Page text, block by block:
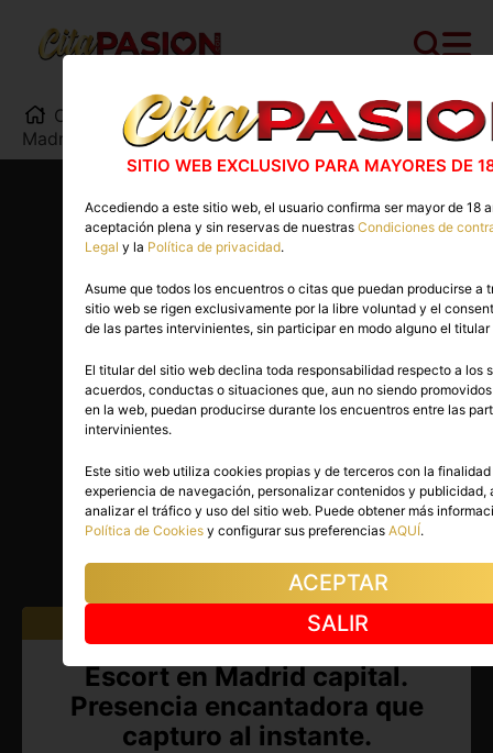
Cita PASION.COM>Escorts>Madrid >
Madrid capital>Brithany
22 años
BRITHANY
Madrid capital
(Madrid)
(1)
Hombres
Escort en Madrid capital.
Presencia encantadora que
capturo al instante.
SITIO WEB EXCLUSIVO PARA MAYORES DE
Accediendo a este sitio web, el usuario confirma ser mayor de 18
aceptación plena y sin reservas de nuestras Condiciones de
Legal y la Política de privacidad.
Asume que todos los encuentros o citas que puedan producirse a
sitio web se rigen exclusivamente por la libre voluntad y el
de las partes intervinientes, sin participar en modo alguno el
El titular del sitio web declina toda responsabilidad respecto a los
acuerdos, conductas o situaciones que, aun no siendo
en la web, puedan producirse durante los encuentros entre las
intervinientes.
Este sitio web utiliza cookies propias y de terceros con la
experiencia de navegación, personalizar contenidos y publicidad,
analizar el tráfico y uso del sitio web. Puede obtener más
Política de Cookies y configurar sus preferencias AQUÍ.
ACEPTAR
SALIR